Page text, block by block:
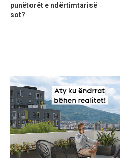
punëtorët e ndërtimtarisë
sot?